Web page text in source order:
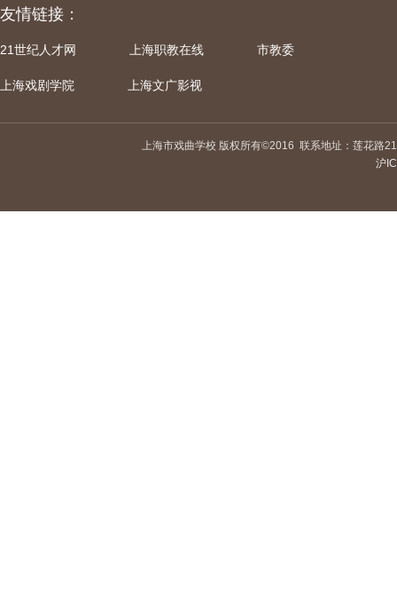
友情链接：
21世纪人才网 上海职教在线 市教委
上海戏剧学院 上海文广影视
上海市戏曲学校 版权所有©2016 联系地址：莲花路
沪